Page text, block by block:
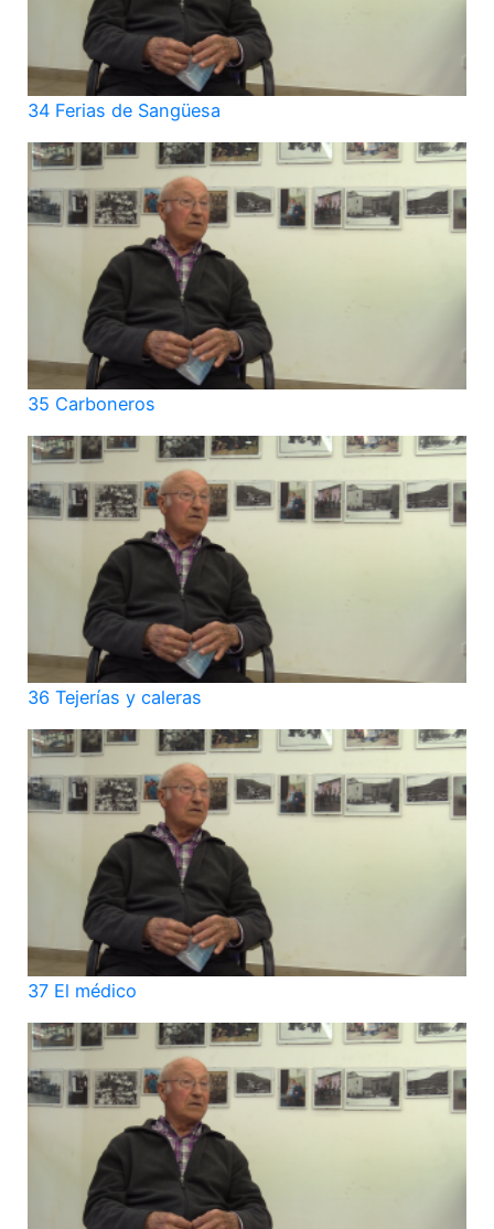
34 Ferias de Sangüesa
35 Carboneros
36 Tejerías y caleras
37 El médico